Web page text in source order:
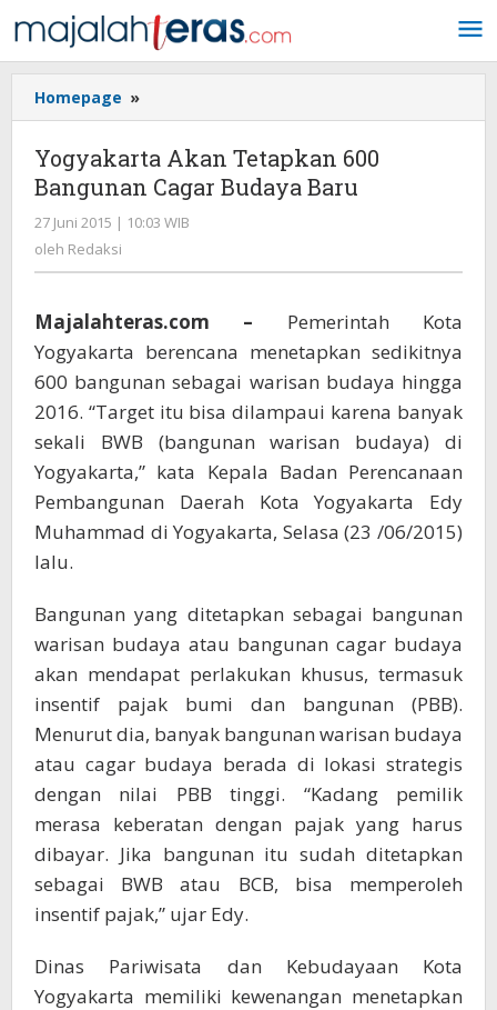
ke
konten
Homepage »
Akan
Tetapkan
600
Bangunan
Cagar
Yogyakarta Akan Tetapkan 600
Bangunan Cagar Budaya Baru
27 Juni 2015 | 10:03 WIB
oleh Redaksi
Majalahteras.com – Pemerintah Kota
Yogyakarta berencana menetapkan sedikitnya
600 bangunan sebagai warisan budaya hingga
2016. “Target itu bisa dilampaui karena banyak
sekali BWB (bangunan warisan budaya) di
Yogyakarta,” kata Kepala Badan Perencanaan
Pembangunan Daerah Kota Yogyakarta Edy
Muhammad di Yogyakarta, Selasa (23 /06/2015)
lalu.
Bangunan yang ditetapkan sebagai bangunan
warisan budaya atau bangunan cagar budaya
akan mendapat perlakukan khusus, termasuk
insentif pajak bumi dan bangunan (PBB).
Menurut dia, banyak bangunan warisan budaya
atau cagar budaya berada di lokasi strategis
dengan nilai PBB tinggi. “Kadang pemilik
merasa keberatan dengan pajak yang harus
dibayar. Jika bangunan itu sudah ditetapkan
sebagai BWB atau BCB, bisa memperoleh
insentif pajak,” ujar Edy.
Dinas Pariwisata dan Kebudayaan Kota
Yogyakarta memiliki kewenangan menetapkan